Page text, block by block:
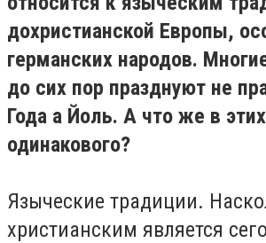
дохристианской Европы,
германских народов.
до сих пор празднуют не
Года а Йоль. А что же в
одинакового?
Языческие традиции.
христианским является